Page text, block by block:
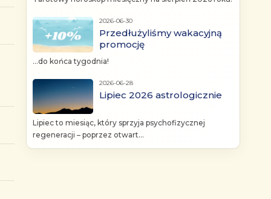
2026-06-30
Przedłużyliśmy wakacyjną
promocję
...do końca tygodnia!
2026-06-28
Lipiec 2026 astrologicznie
Lipiec to miesiąc, który sprzyja psychofizycznej
regeneracji – poprzez otwart...